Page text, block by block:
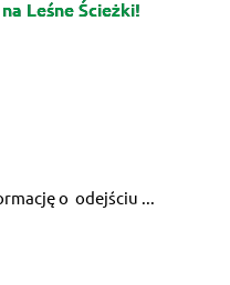
Leśne Ścieżki!
o odejściu ...